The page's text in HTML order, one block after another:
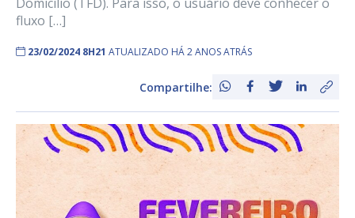
fluxo […]
23/02/2024 8H21 ATUALIZADO HÁ 2 ANOS ATRÁS
Compartilhe: